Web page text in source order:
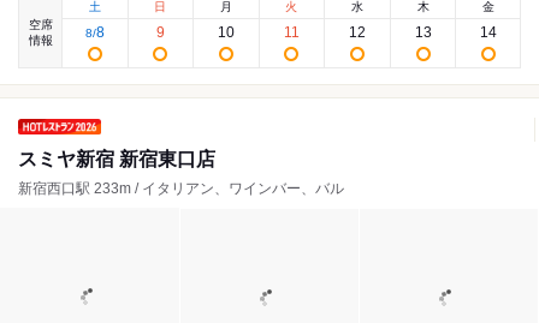
空席
情報
土
8/8
日
9
月
10
火
11
水
12
木
13
金
14
スミヤ新宿 新宿東口店
新宿西口駅 233m / イタリアン、ワインバー、バル